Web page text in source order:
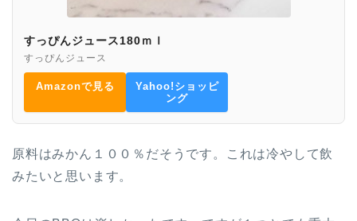
すっぴんジュース180ｍｌ
すっぴんジュース
Amazonで見る
Yahoo!ショッピ
ング
原料はみかん１００％だそうです。これは冷やして飲
みたいと思います。